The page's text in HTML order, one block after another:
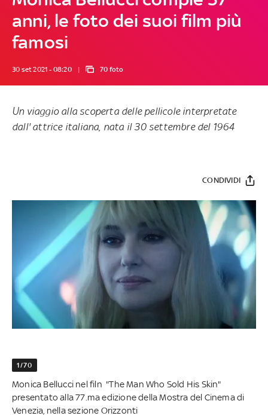
anni, le foto dei suoi film più
famosi
30 set 2021 - 08:20 70 foto
Un viaggio alla scoperta delle pellicole interpretate
dall' attrice italiana, nata il 30 settembre del 1964
CONDIVIDI
1/70
Monica Bellucci nel filn "The Man Who Sold His Skin"
presentato alla 77.ma edizione della Mostra del Cinema di
Venezia, nella sezione Orizzonti